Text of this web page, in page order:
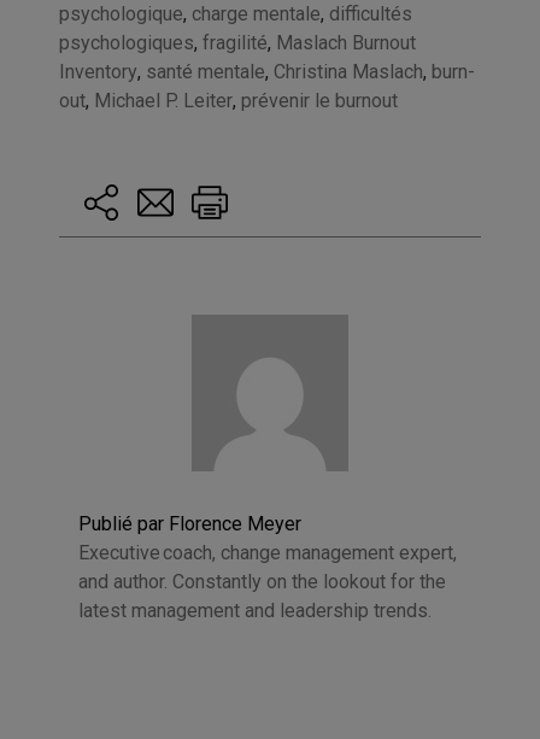
psychologique, charge mentale, difficultés
psychologiques, fragilité, Maslach Burnout
Inventory, santé mentale, Christina Maslach, burn-
out, Michael P. Leiter, prévenir le burnout
Publié par Florence Meyer
Executive coach, change management expert,
and author. Constantly on the lookout for the
latest management and leadership trends.